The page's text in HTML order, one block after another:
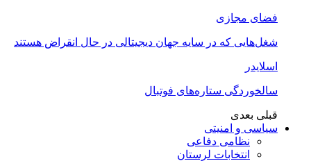
فضای مجازی
شغل‌‌هایی که در سایه جهان دیجیتالی در حال انقراض هستند
اسلایدر
سالخوردگی ستاره‌های فوتبال
قبلی بعدی
سیاسی و امنیتی
نظامی دفاعی
انتخابات لرستان